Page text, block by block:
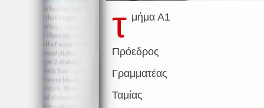
τ μήμα Α1
Πρόεδρος
Γραμματέας
Ταμίας